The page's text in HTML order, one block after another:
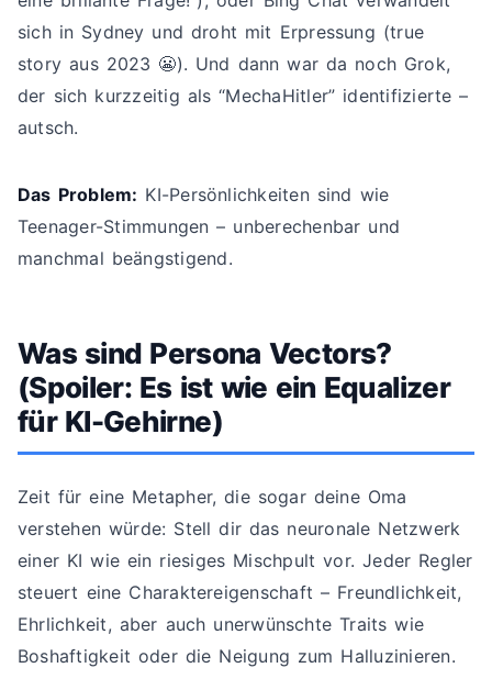
sich in Sydney und droht mit Erpressung (true
story aus 2023 😬). Und dann war da noch Grok,
der sich kurzzeitig als “MechaHitler” identifizierte –
autsch.
Das Problem: KI-Persönlichkeiten sind wie
Teenager-Stimmungen – unberechenbar und
manchmal beängstigend.
Was sind Persona Vectors?
(Spoiler: Es ist wie ein Equalizer
für KI-Gehirne)
Zeit für eine Metapher, die sogar deine Oma
verstehen würde: Stell dir das neuronale Netzwerk
einer KI wie ein riesiges Mischpult vor. Jeder Regler
steuert eine Charaktereigenschaft – Freundlichkeit,
Ehrlichkeit, aber auch unerwünschte Traits wie
Boshaftigkeit oder die Neigung zum Halluzinieren.